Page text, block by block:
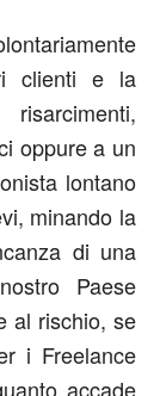
clienti e la
oppure a un
lontano
minando la
di una
Paese
al rischio, se
i Freelance
accade